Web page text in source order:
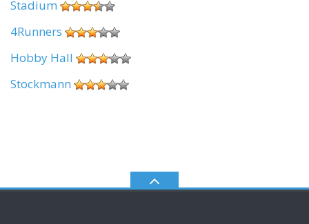
Stadium
4Runners
Hobby Hall
Stockmann